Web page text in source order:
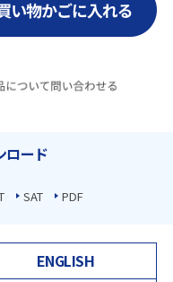
ロード
SAT PDF
ENGLISH